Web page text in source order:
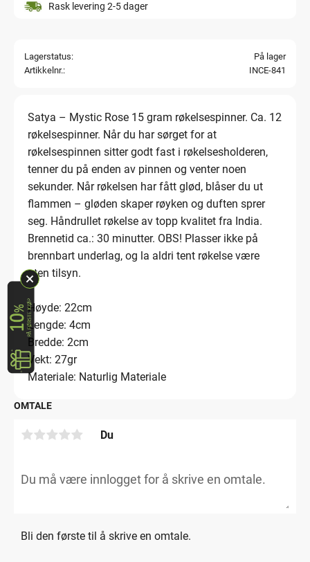
Rask levering 2-5 dager
Lagerstatus
På lager
Artikkelnr.
INCE-841
Satya – Mystic Rose 15 gram røkelsespinner. Ca. 12
røkelsespinner. Når du har sørget for at
røkelsespinnen sitter godt fast i røkelsesholderen,
tenner du på enden av pinnen og venter noen
sekunder. Når røkelsen har fått glød, blåser du ut
flammen – gløden skaper røyken og duften sprer
seg. Håndrullet røkelse av topp kvalitet fra India.
Brennetid ca.: 30 minutter. OBS! Plasser ikke på
brennbart underlag, og la aldri tent røkelse være
uten tilsyn.
Høyde: 22cm
Lengde: 4cm
Bredde: 2cm
Vekt: 27gr
Materiale: Naturlig Materiale
OMTALE
Du
Bli den første til å skrive en omtale.